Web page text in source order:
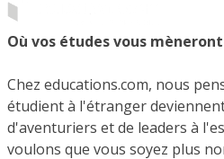
Où vos études vous
Chez educations.com, nous
étudient à l'étranger
d'aventuriers et de leaders à
voulons que vous soyez plus